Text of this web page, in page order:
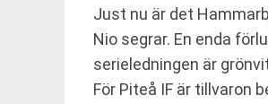
Just nu är det
Nio segrar. En enda
serieledningen är
För Piteå IF är tillvaron